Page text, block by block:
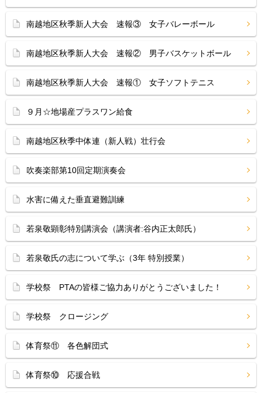
南越地区秋季新人大会 速報③ 女子バレーボール
南越地区秋季新人大会 速報② 男子バスケットボール
南越地区秋季新人大会 速報① 女子ソフトテニス
９月☆地場産プラスワン給食
南越地区秋季中体連（新人戦）壮行会
吹奏楽部第10回定期演奏会
水害に備えた垂直避難訓練
若泉敬顕彰特別講演会（講演者:谷内正太郎氏）
若泉敬氏の志について学ぶ（3年 特別授業）
学校祭 PTAの皆様ご協力ありがとうございました！
学校祭 クロージング
体育祭⑪ 各色解団式
体育祭⑩ 応援合戦